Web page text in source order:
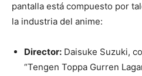
pantalla está compuesto por
la industria del anime:
Director: Daisuke Suzuki,
“Tengen Toppa Gurren